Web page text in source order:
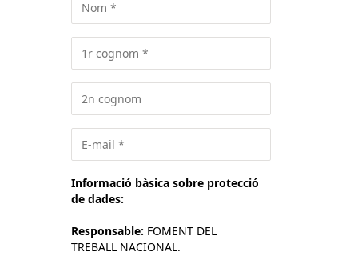
Informació bàsica sobre protecció
de dades:
Responsable: FOMENT DEL
TREBALL NACIONAL.